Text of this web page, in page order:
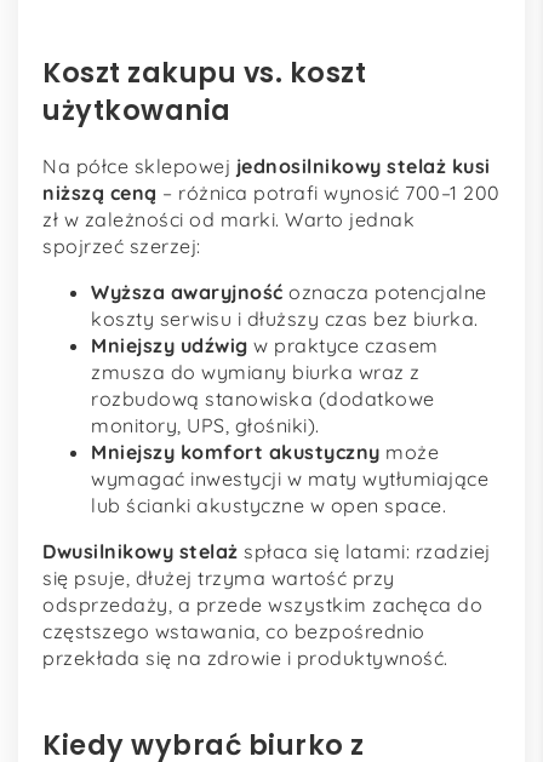
Koszt zakupu vs. koszt
użytkowania
Na półce sklepowej jednosilnikowy stelaż kusi
niższą ceną – różnica potrafi wynosić 700–1 200
zł w zależności od marki. Warto jednak
spojrzeć szerzej:
Wyższa awaryjność oznacza potencjalne
koszty serwisu i dłuższy czas bez biurka.
Mniejszy udźwig w praktyce czasem
zmusza do wymiany biurka wraz z
rozbudową stanowiska (dodatkowe
monitory, UPS, głośniki).
Mniejszy komfort akustyczny może
wymagać inwestycji w maty wytłumiające
lub ścianki akustyczne w open space.
Dwusilnikowy stelaż spłaca się latami: rzadziej
się psuje, dłużej trzyma wartość przy
odsprzedaży, a przede wszystkim zachęca do
częstszego wstawania, co bezpośrednio
przekłada się na zdrowie i produktywność.
Kiedy wybrać biurko z